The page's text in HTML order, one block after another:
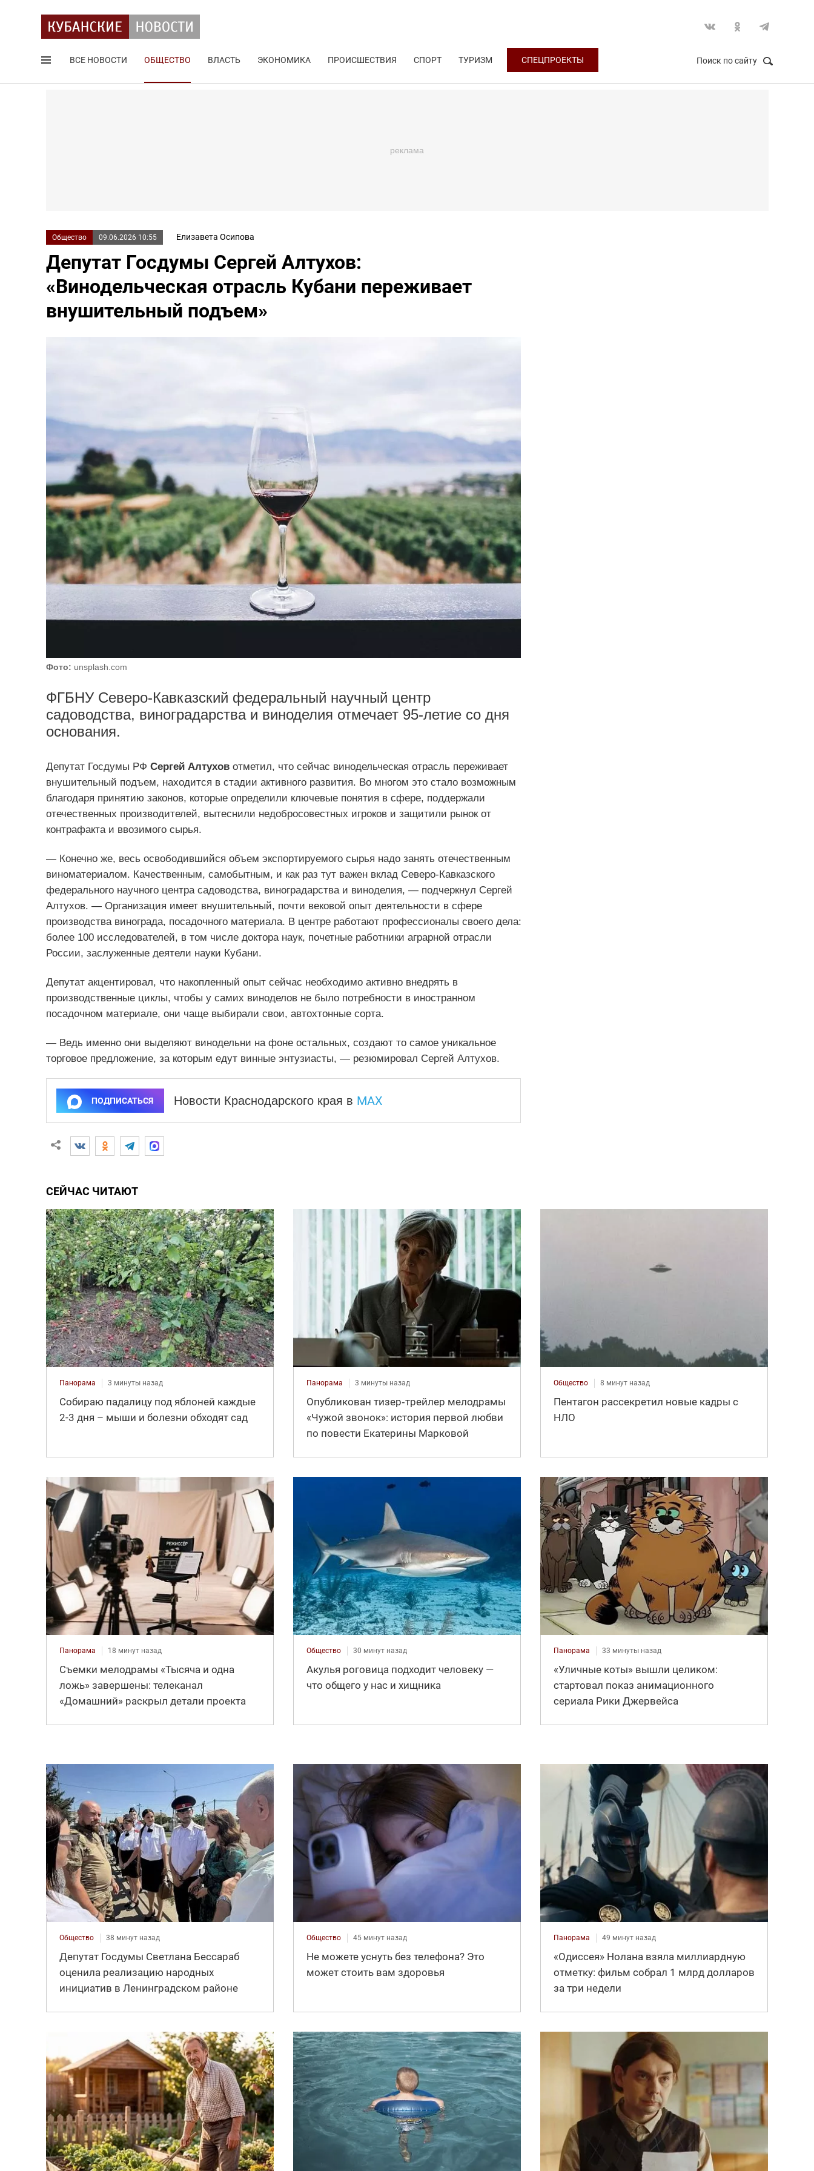
ВСЕ НОВОСТИ ОБЩЕСТВО ВЛАСТЬ ЭКОНОМИКА ПРОИСШЕСТВИЯ СПОРТ ТУРИЗМ СПЕЦПРОЕКТЫ Поиск по сайту
Общество 09.06.2026 10:55 Елизавета Осипова
Депутат Госдумы Сергей Алтухов:
«Винодельческая отрасль Кубани переживает
внушительный подъем»
Фото: unsplash.com
ФГБНУ Северо-Кавказский федеральный научный центр
садоводства, виноградарства и виноделия отмечает 95-летие со дня
основания.
Депутат Госдумы РФ Сергей Алтухов отметил, что сейчас винодельческая отрасль переживает
внушительный подъем, находится в стадии активного развития. Во многом это стало возможным
благодаря принятию законов, которые определили ключевые понятия в сфере, поддержали
отечественных производителей, вытеснили недобросовестных игроков и защитили рынок от
контрафакта и ввозимого сырья.
— Конечно же, весь освободившийся объем экспортируемого сырья надо занять отечественным
виноматериалом. Качественным, самобытным, и как раз тут важен вклад Северо-Кавказского
федерального научного центра садоводства, виноградарства и виноделия, — подчеркнул Сергей
Алтухов. — Организация имеет внушительный, почти вековой опыт деятельности в сфере
производства винограда, посадочного материала. В центре работают профессионалы своего дела:
более 100 исследователей, в том числе доктора наук, почетные работники аграрной отрасли
России, заслуженные деятели науки Кубани.
Депутат акцентировал, что накопленный опыт сейчас необходимо активно внедрять в
производственные циклы, чтобы у самих виноделов не было потребности в иностранном
посадочном материале, они чаще выбирали свои, автохтонные сорта.
— Ведь именно они выделяют винодельни на фоне остальных, создают то самое уникальное
торговое предложение, за которым едут винные энтузиасты, — резюмировал Сергей Алтухов.
ПОДПИСАТЬСЯ Новости Краснодарского края в MAX
СЕЙЧАС ЧИТАЮТ
Панорама 3 минуты назад
Собираю падалицу под яблоней каждые
2-3 дня – мыши и болезни обходят сад
Панорама 3 минуты назад
Опубликован тизер‑трейлер мелодрамы
«Чужой звонок»: история первой любви
по повести Екатерины Марковой
Общество 8 минут назад
Пентагон рассекретил новые кадры с
НЛО
Панорама 18 минут назад
Съемки мелодрамы «Тысяча и одна
ложь» завершены: телеканал
«Домашний» раскрыл детали проекта
Общество 30 минут назад
Акулья роговица подходит человеку —
что общего у нас и хищника
Панорама 33 минуты назад
«Уличные коты» вышли целиком:
стартовал показ анимационного
сериала Рики Джервейса
Общество 38 минут назад
Депутат Госдумы Светлана Бессараб
оценила реализацию народных
инициатив в Ленинградском районе
Общество 45 минут назад
Не можете уснуть без телефона? Это
может стоить вам здоровья
Панорама 49 минут назад
«Одиссея» Нолана взяла миллиардную
отметку: фильм собрал 1 млрд долларов
за три недели